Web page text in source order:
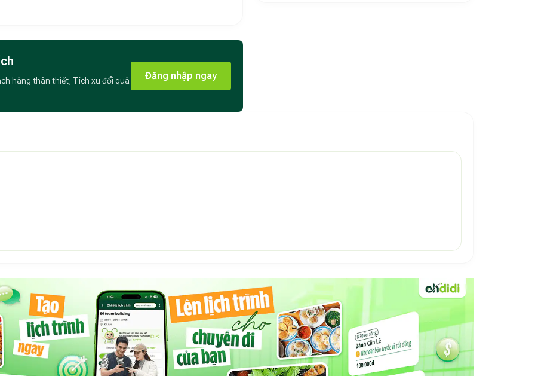
phong cách. Mỗi trải nghiệm tại đây đều được thiết kế
lẫn tinh thần.
Côcòn là điểm đến lý tưởng cho những chuyến nghỉ
gia đình đáng nhớ. Giữa khung cảnh thiên nhiên yên
bình yên và tinh thần “sống chậm” hiếm có – một
đẹp.
hàng thân thiết, Tích xu đổi quà
Đăng nhập ngay